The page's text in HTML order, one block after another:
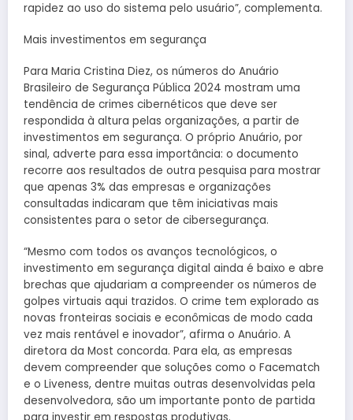
rapidez ao uso do sistema pelo usuário”, complementa.
Mais investimentos em segurança
Para Maria Cristina Diez, os números do Anuário
Brasileiro de Segurança Pública 2024 mostram uma
tendência de crimes cibernéticos que deve ser
respondida à altura pelas organizações, a partir de
investimentos em segurança. O próprio Anuário, por
sinal, adverte para essa importância: o documento
recorre aos resultados de outra pesquisa para mostrar
que apenas 3% das empresas e organizações
consultadas indicaram que têm iniciativas mais
consistentes para o setor de cibersegurança.
“Mesmo com todos os avanços tecnológicos, o
investimento em segurança digital ainda é baixo e abre
brechas que ajudariam a compreender os números de
golpes virtuais aqui trazidos. O crime tem explorado as
novas fronteiras sociais e econômicas de modo cada
vez mais rentável e inovador”, afirma o Anuário. A
diretora da Most concorda. Para ela, as empresas
devem compreender que soluções como o Facematch
e o Liveness, dentre muitas outras desenvolvidas pela
desenvolvedora, são um importante ponto de partida